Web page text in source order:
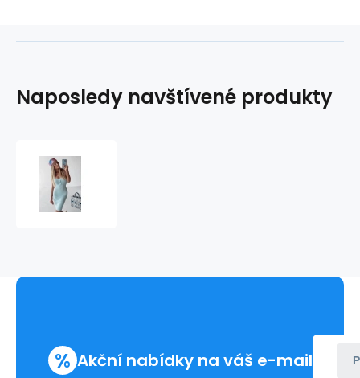
Naposledy navštívené produkty
% Akční nabídky na váš e-mail